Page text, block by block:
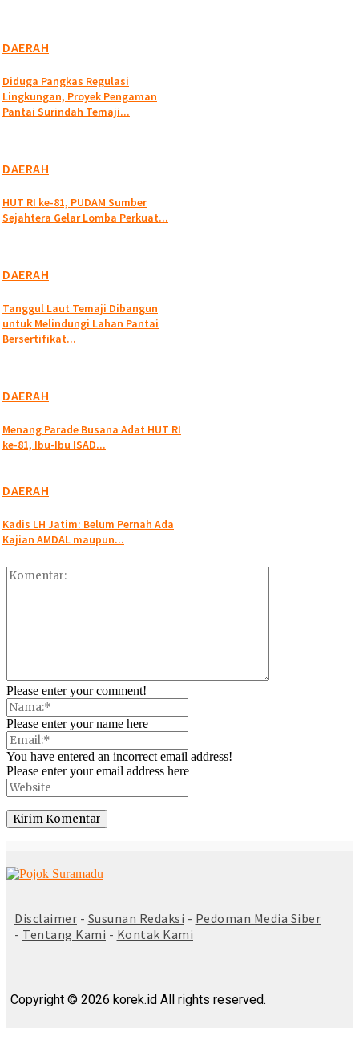
DAERAH
Diduga Pangkas Regulasi
Lingkungan, Proyek Pengaman
Pantai Surindah Temaji...
DAERAH
HUT RI ke-81, PUDAM Sumber
Sejahtera Gelar Lomba Perkuat...
DAERAH
Tanggul Laut Temaji Dibangun
untuk Melindungi Lahan Pantai
Bersertifikat...
DAERAH
Menang Parade Busana Adat HUT RI
ke-81, Ibu-Ibu ISAD...
DAERAH
Kadis LH Jatim: Belum Pernah Ada
Kajian AMDAL maupun...
Please enter your comment!
Please enter your name here
You have entered an incorrect email address!
Please enter your email address here
Disclaimer - Susunan Redaksi - Pedoman Media Siber
- Tentang Kami - Kontak Kami
Copyright © 2026 korek.id All rights reserved.